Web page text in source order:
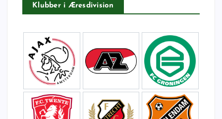
Klubber i Æresdivision